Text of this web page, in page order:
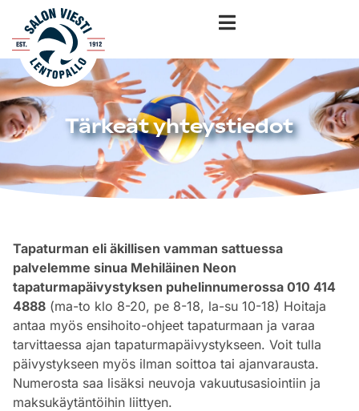
Tärkeät yhteystiedot
Tapaturman eli äkillisen vamman sattuessa
palvelemme sinua Mehiläinen Neon
tapaturmapäivystyksen puhelinnumerossa 010 414
4888 (ma-to klo 8-20, pe 8-18, la-su 10-18) Hoitaja
antaa myös ensihoito-ohjeet tapaturmaan ja varaa
tarvittaessa ajan tapaturmapäivystykseen. Voit tulla
päivystykseen myös ilman soittoa tai ajanvarausta.
Numerosta saa lisäksi neuvoja vakuutusasiointiin ja
maksukäytäntöihin liittyen.